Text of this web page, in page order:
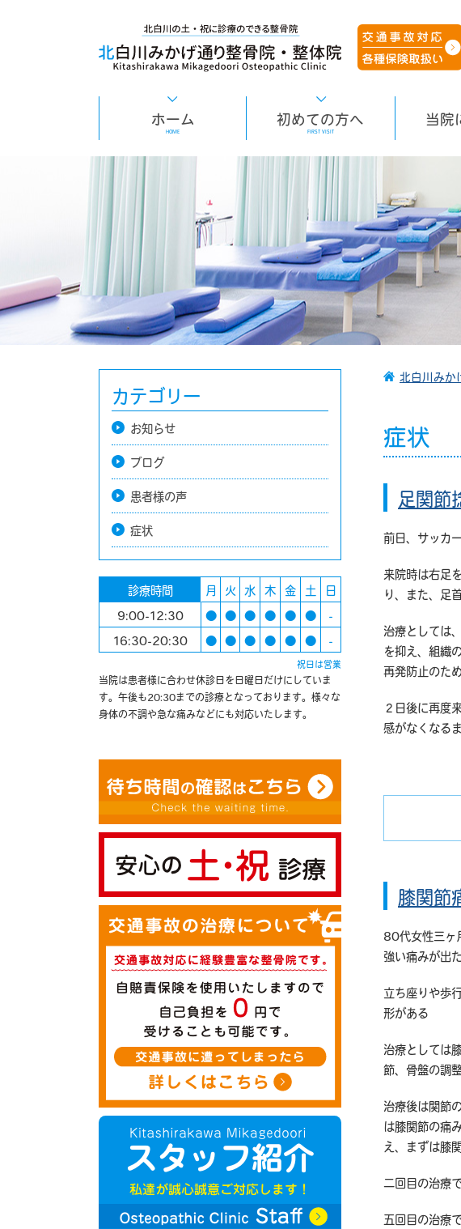
ホーム
HOME
初めての方へ
FIRST VISIT
当院
北白川みか
症状
足関節
前日、サッカ
来院時は右足
り、また、足
治療としては
を抑え、組織
再発防止のた
２日後に再度
感がなくなる
膝関節
80代女性三ヶ
強い痛みが出
立ち座りや歩
形がある
治療としては
節、骨盤の調
治療後は関節
は膝関節の痛
え、まずは膝
二回目の治療
五回目の治療
カテゴリー
お知らせ
ブログ
患者様の声
症状
診療時間 月 火 水 木 金 土 日
9:00-12:30 ● ● ● ● ● ● -
16:30-20:30 ● ● ● ● ● ● -
祝日は営業
当院は患者様に合わせ休診日を日曜日だけにしていま
す。午後も20:30までの診療となっております。様々な
身体の不調や急な痛みなどにも対応いたします。